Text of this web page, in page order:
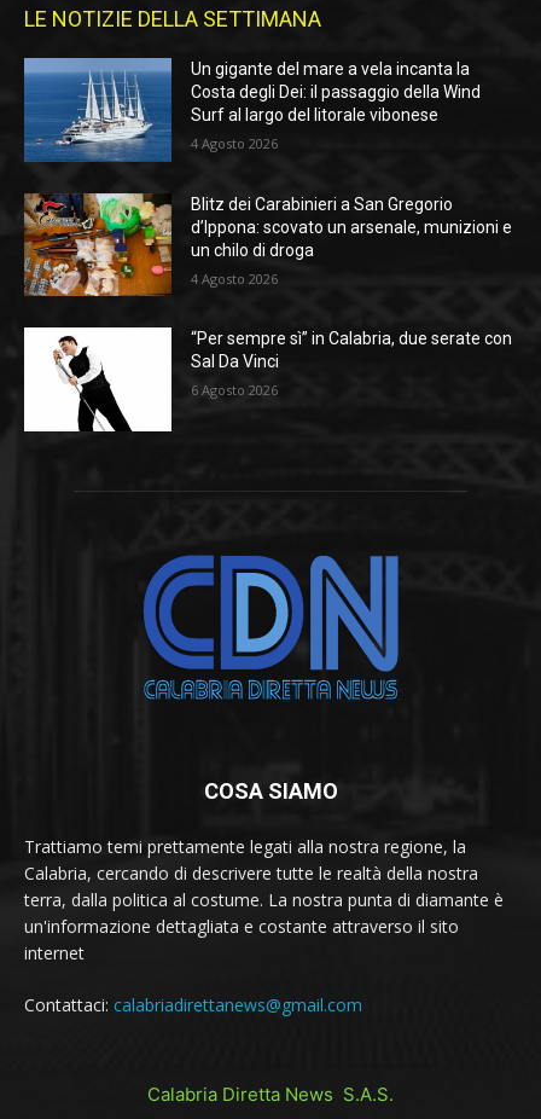
LE NOTIZIE DELLA SETTIMANA
Un gigante del mare a vela incanta la
Costa degli Dei: il passaggio della Wind
Surf al largo del litorale vibonese
4 Agosto 2026
Blitz dei Carabinieri a San Gregorio
d’Ippona: scovato un arsenale, munizioni e
un chilo di droga
4 Agosto 2026
“Per sempre sì” in Calabria, due serate con
Sal Da Vinci
6 Agosto 2026
COSA SIAMO
Trattiamo temi prettamente legati alla nostra regione, la
Calabria, cercando di descrivere tutte le realtà della nostra
terra, dalla politica al costume. La nostra punta di diamante è
un'informazione dettagliata e costante attraverso il sito
internet
Contattaci: calabriadirettanews@gmail.com
Calabria Diretta News S.A.S.